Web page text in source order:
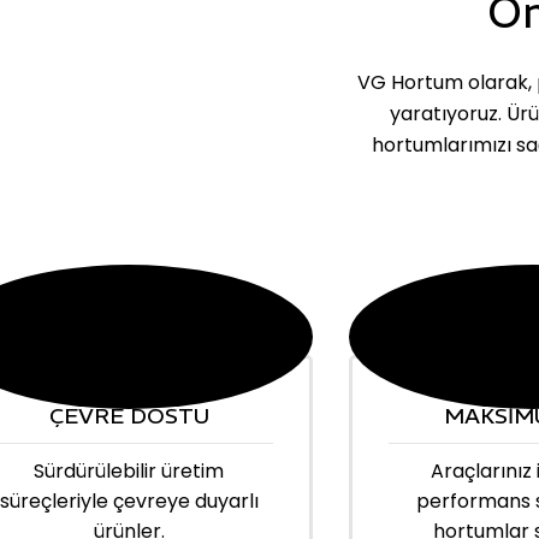
VG Hortum
yaratıyoruz.
hortumlarımızı
ÇEVRE DOSTU
Sürdürülebilir üretim
süreçleriyle çevreye duyarlı
ürünler.
performans
hortumlar